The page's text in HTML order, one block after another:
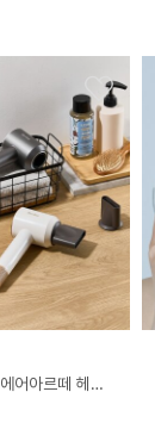
로로보아 에어아르떼 헤어 드라이어